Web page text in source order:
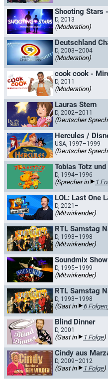
Shooting Stars
D, 2013
(Moderation)
Deutschland
D, 2003–2004
(Moderation)
cook cook -
D, 2011
(Moderation)
Lauras Stern
D, 2002–2011
(Deutscher
Hercules /
USA, 1997–1999
(Deutscher
Tobias Totz
D, 1994–1996
(Sprecher in 1
LOL: Last One
D, 2021–
(Mitwirkender)
D, 1993–1998
(Mitwirkender)
Soundmix Show
D, 1995–1999
(Mitwirkender)
D, 1993–1998
(Gast in 6 Folgen
Blind Dinner
D, 2001
(Gast in 1 Folge)
Cindy aus
D, 2009–2012
(Gast in 1 Folge)